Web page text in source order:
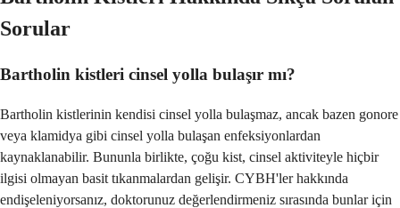
Sorular
Bartholin kistleri cinsel yolla bulaşır mı?
Bartholin kistlerinin kendisi cinsel yolla bulaşmaz, ancak bazen gonore
veya klamidya gibi cinsel yolla bulaşan enfeksiyonlardan
kaynaklanabilir. Bununla birlikte, çoğu kist, cinsel aktiviteyle hiçbir
ilgisi olmayan basit tıkanmalardan gelişir. CYBH'ler hakkında
endişeleniyorsanız, doktorunuz değerlendirmeniz sırasında bunlar için